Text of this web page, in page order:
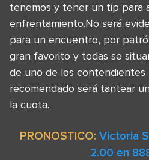
tenemos y tener un tip para
enfrentamiento.No será
para un encuentro, por
gran favorito y todas se
de uno de los contendientes
recomendado será tantear
la cuota.
PRONOSTICO: Victoria
2.00 en